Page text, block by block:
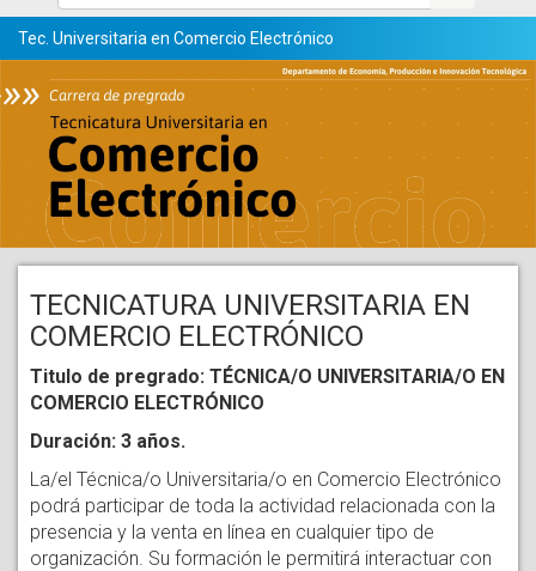
Tec. Universitaria en Comercio Electrónico
TECNICATURA UNIVERSITARIA EN
COMERCIO ELECTRÓNICO
Titulo de pregrado: TÉCNICA/O UNIVERSITARIA/O EN
COMERCIO ELECTRÓNICO
Duración: 3 años.
La/el Técnica/o Universitaria/o en Comercio Electrónico
podrá participar de toda la actividad relacionada con la
presencia y la venta en línea en cualquier tipo de
organización. Su formación le permitirá interactuar con